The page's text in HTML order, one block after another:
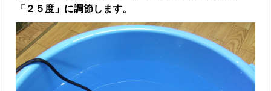
「２５度」に調節します。